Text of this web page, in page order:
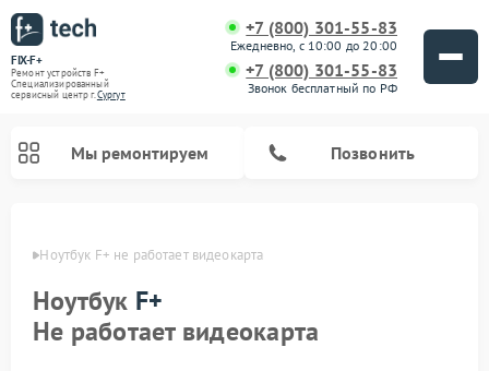
FIX-F+
Ремонт устройств F+
Специализированный
cервисный центр г.Сургут
+7 (800) 301-55-83
Ежедневно, с 10:00 до 20:00
+7 (800) 301-55-83
Звонок бесплатный по РФ
Мы ремонтируем Позвонить
Ноутбук F+ не работает видеокарта
Ноутбук F+
Не работает видеокарта